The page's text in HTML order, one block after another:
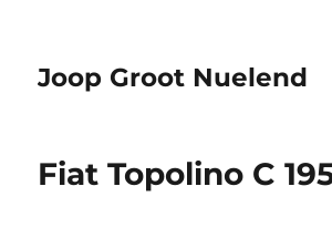
Joop Groot Nuelend
Fiat Topolino C